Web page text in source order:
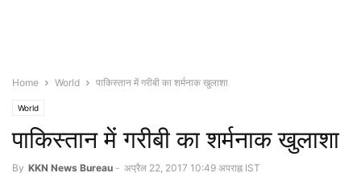
Home World पाकिस्तान में गरीबी का शर्मनाक खुलाशा
World
पाकिस्तान में गरीबी का शर्मनाक खुलाशा
By KKN News Bureau - अप्रैल 22, 2017 10:49 अपराह्न IST